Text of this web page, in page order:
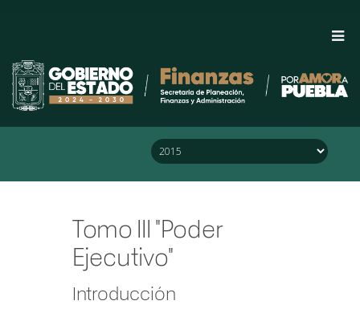
Tomo III "Poder
Ejecutivo"
Introducción